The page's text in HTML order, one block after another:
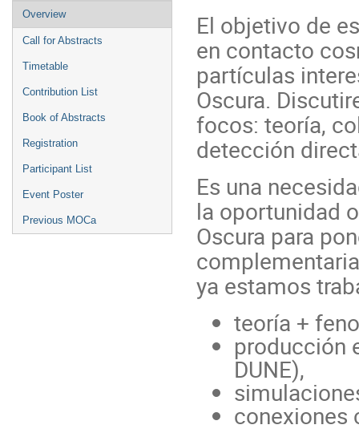
Event
menu
Overview
Call for Abstracts
Timetable
Contribution List
Book of Abstracts
Registration
Participant List
Event Poster
Previous MOCa
El objetivo de
en contacto
partículas
Oscura.
focos: teoría,
detección
Es una
la oportunidad
Oscura para
ya estamos
teoría +
producción
DUNE),
conexiones